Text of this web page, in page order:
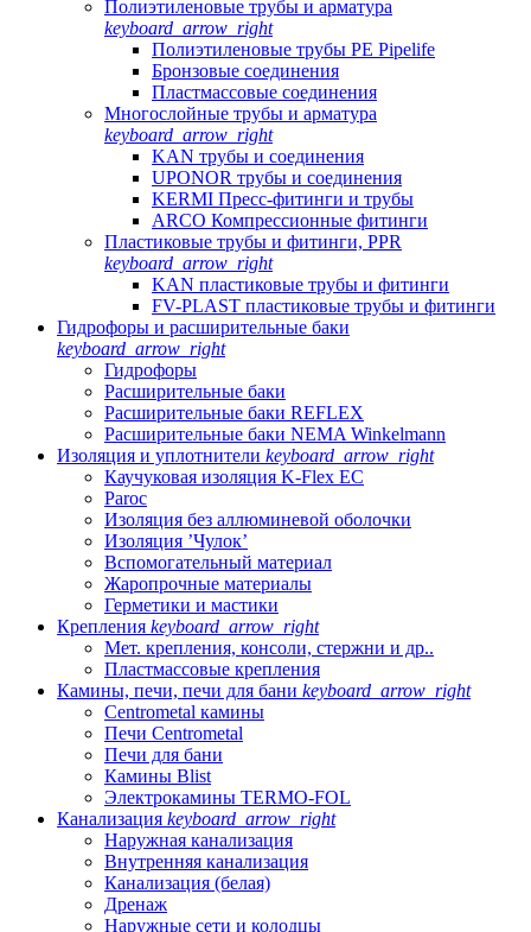
Полиэтиленовые трубы и арматура
keyboard_arrow_right
Полиэтиленовые трубы PE Pipelife
Бронзовые соединения
Пластмассовые соединения
Многослойные трубы и арматура
keyboard_arrow_right
KAN трубы и соединения
UPONOR трубы и соединения
KERMI Пресс-фитинги и трубы
ARCO Компрессионные фитинги
Пластиковые трубы и фитинги, PPR
keyboard_arrow_right
KAN пластиковые трубы и фитинги
FV-PLAST пластиковые трубы и фитинги
Гидрофоры и расширительные баки
keyboard_arrow_right
Гидрофоры
Расширительные баки
Расширительные баки REFLEX
Расширительные баки NEMA Winkelmann
Изоляция и уплотнители keyboard_arrow_right
Каучуковая изоляция K-Flex EC
Paroc
Изоляция без аллюминевой оболочки
Изоляция ’Чулок’
Вспомогательный материал
Жаропрочные материалы
Герметики и мастики
Крепления keyboard_arrow_right
Мет. крепления, консоли, стержни и др..
Пластмассовые крепления
Камины, печи, печи для бани keyboard_arrow_right
Centrometal камины
Печи Centrometal
Печи для бани
Камины Blist
Электрокамины TERMO-FOL
Канализация keyboard_arrow_right
Наружная канализация
Внутренняя канализация
Канализация (белая)
Дренаж
Наружные сети и колодцы